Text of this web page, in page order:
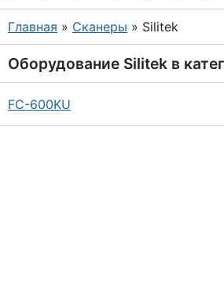
Главная » Сканеры » Silitek
Оборудование Silitek в
FC-600KU